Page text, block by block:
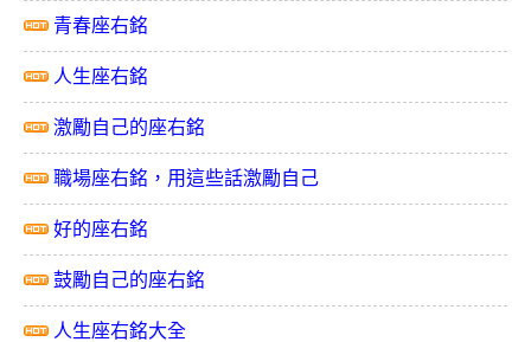
青春座右銘
人生座右銘
激勵自己的座右銘
職場座右銘，用這些話激勵自己
好的座右銘
鼓勵自己的座右銘
人生座右銘大全